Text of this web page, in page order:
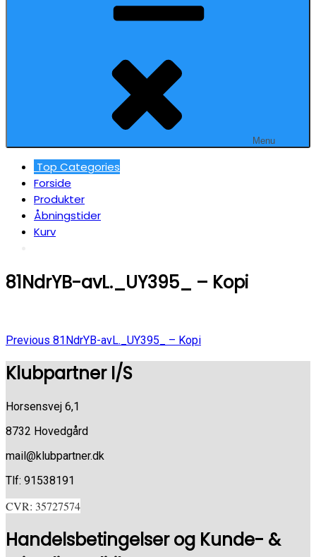
Menu
Top Categories
Forside
Produkter
Åbningstider
Kurv
81NdrYB-avL._UY395_ – Kopi
Indlægsnavigation
Previous
Previous 81NdrYB-avL._UY395_ – Kopi
Klubpartner I/S
Horsensvej 6,1
8732 Hovedgård
mail@klubpartner.dk
Tlf: 91538191
CVR: 35727574
Handelsbetingelser og Kunde- &